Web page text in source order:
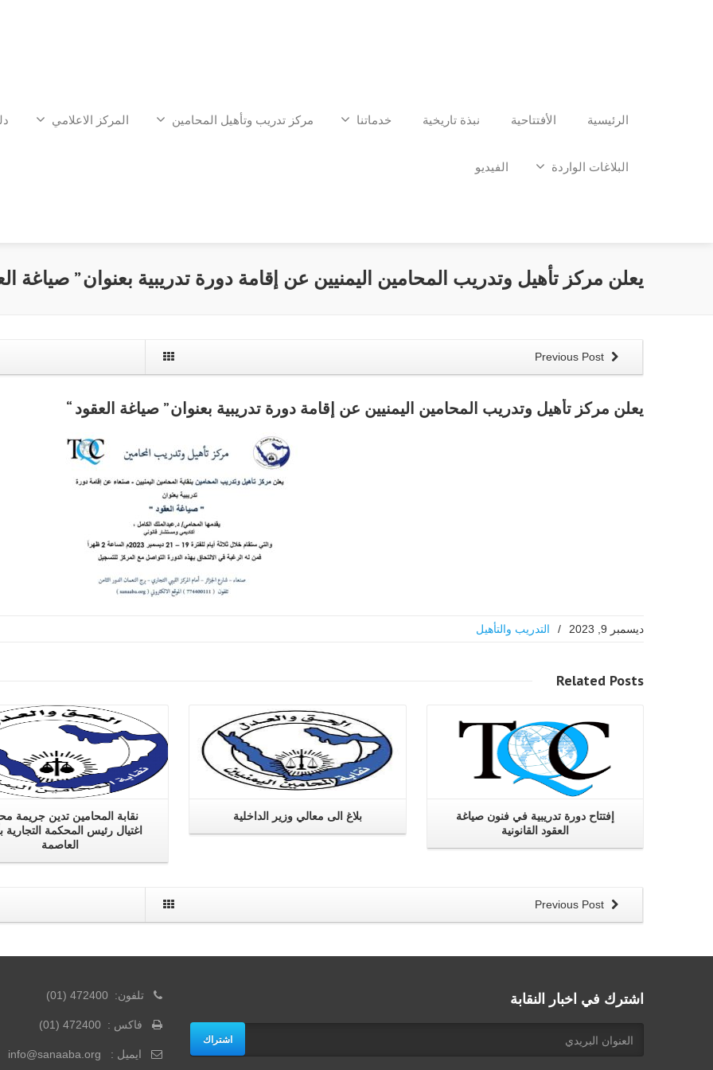
الرئيسية الأفتتاحية نبذة تاريخية خدماتنا مركز تدريب وتأهيل المحامين المركز الاعلامي
البلاغات الواردة الفيديو
يعلن مركز تأهيل وتدريب المحامين اليمنيين عن إقامة دورة تدريبية بعنوان ” صياغة
يعلن مركز تأهيل وتدريب المحامين اليمنيين عن إقامة دورة تدريبية بعنوان ” صياغة العقود “
ديسمبر 9, 2023 / التدريب والتأهيل
Related Posts
نقابة المحامين تدين جريمة
اغتيال رئيس المحكمة التجارية
العاصمة
بلاغ الى معالي وزير الداخلية
إفتتاح دورة تدريبية في فنون صياغة
العقود القانونية
تلفون: 472400 (01)
فاكس : 472400 (01)
ايميل : info@sanaaba.org
اشترك في اخبار النقابة
اشتراك